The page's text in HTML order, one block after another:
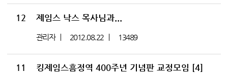
12 제임스 낙스 목사님과...
관리자 2012.08.22 13489
11 킹제임스흠정역 400주년 기념판 교정모임 [4]